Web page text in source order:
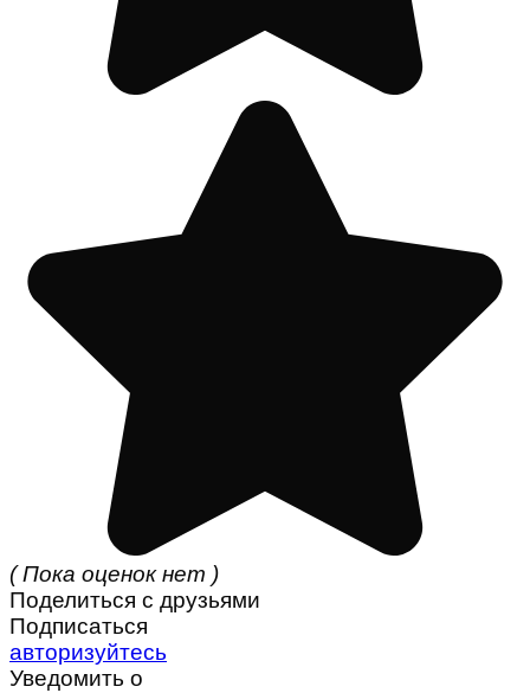
( Пока оценок нет )
Поделиться с друзьями
Подписаться
авторизуйтесь
Уведомить о